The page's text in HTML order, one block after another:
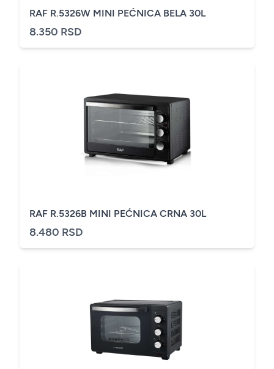
RAF R.5326W MINI PEĆNICA BELA 30L
8.350 RSD
RAF R.5326B MINI PEĆNICA CRNA 30L
8.480 RSD